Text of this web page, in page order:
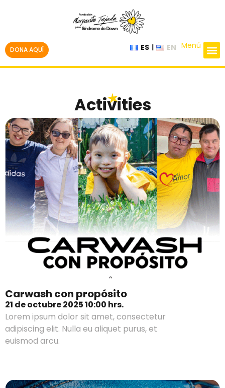
Menú
ES EN
DONA AQUÍ
Activities
Carwash con propósito
21 de octubre 2025 10:00 hrs.
Lorem ipsum dolor sit amet, consectetur
adipiscing elit. Nulla eu aliquet purus, et
euismod arcu.